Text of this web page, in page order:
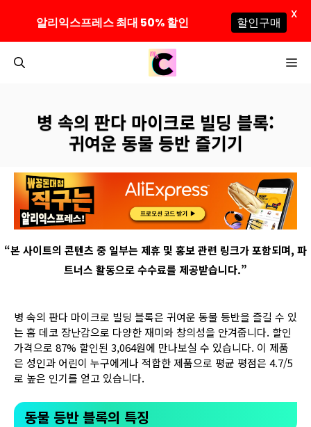
병 속의 판다 마이크로 빌딩 블록:
귀여운 동물 등반 즐기기
“본 사이트의 콘텐츠 중 일부는 제휴 및 홍보 관련 링크가 포함되며, 파
트너스 활동으로 수수료를 제공받습니다.”
병 속의 판다 마이크로 빌딩 블록은 귀여운 동물 등반을 즐길 수 있
는 홈 데코 장난감으로 다양한 재미와 창의성을 안겨줍니다. 할인
가격으로 87% 할인된 3,064원에 만나보실 수 있습니다. 이 제품
은 성인과 어린이 누구에게나 적합한 제품으로 평균 평점은 4.7/5
로 높은 인기를 얻고 있습니다.
동물 등반 블록의 특징
알리익스프레스 최대 50% 할인 할인구매
X